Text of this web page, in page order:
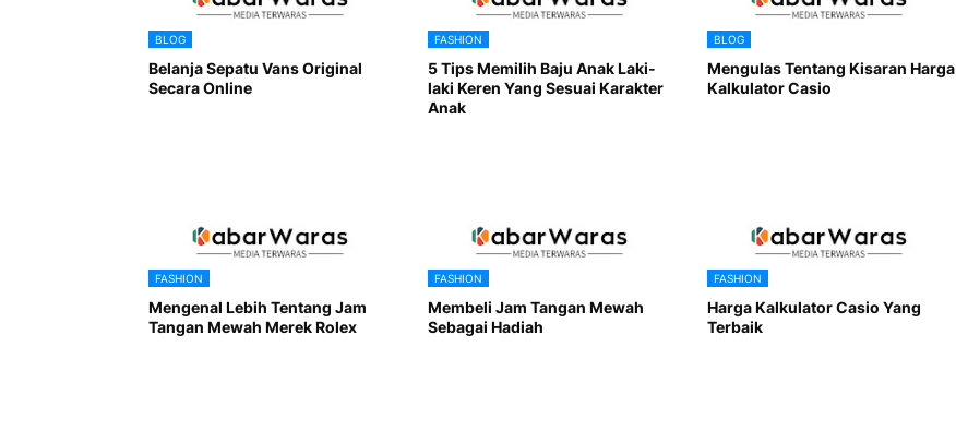
BLOG
Belanja Sepatu Vans Original
Secara Online
FASHION
5 Tips Memilih Baju Anak Laki-
laki Keren Yang Sesuai Karakter
Anak
BLOG
Mengulas Tentang Kisaran Harga
Kalkulator Casio
FASHION
Mengenal Lebih Tentang Jam
Tangan Mewah Merek Rolex
FASHION
Membeli Jam Tangan Mewah
Sebagai Hadiah
FASHION
Harga Kalkulator Casio Yang
Terbaik